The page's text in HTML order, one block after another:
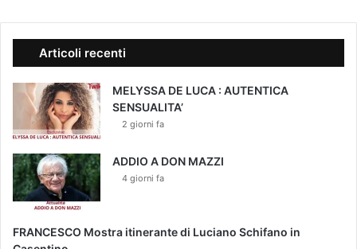
Articoli recenti
MELYSSA DE LUCA : AUTENTICA
SENSUALITA’
2 giorni fa
ADDIO A DON MAZZI
4 giorni fa
FRANCESCO Mostra itinerante di Luciano Schifano in